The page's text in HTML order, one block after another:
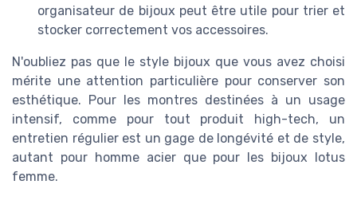
organisateur de bijoux peut être utile pour trier et
stocker correctement vos accessoires.
N'oubliez pas que le style bijoux que vous avez choisi
mérite une attention particulière pour conserver son
esthétique. Pour les montres destinées à un usage
intensif, comme pour tout produit high-tech, un
entretien régulier est un gage de longévité et de style,
autant pour homme acier que pour les bijoux lotus
femme.